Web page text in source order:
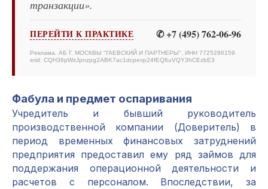
транзакции».
ПЕРЕЙТИ К ПРАКТИКЕ ✆ +7 (495) 762-06-96
Реклама. АБ Г. МОСКВЫ "ГАЕВСКИЙ И ПАРТНЕРЫ", ИНН 7725286159
erid: CQH36pWzJpnzpg2ABK7ac1dcpevp24fEQ6uVQY3hCEzbE3
Фабула и предмет оспаривания
Учредитель и бывший руководитель
производственной компании (Доверитель) в
период временных финансовых затруднений
предприятия предоставил ему ряд займов для
поддержания операционной деятельности и
расчетов с персоналом. Впоследствии, за